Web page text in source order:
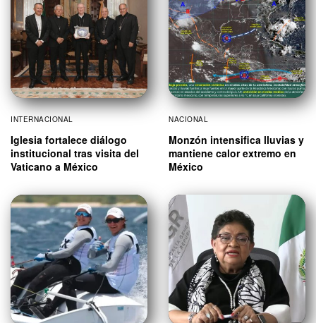
INTERNACIONAL
Iglesia fortalece diálogo
institucional tras visita del
Vaticano a México
NACIONAL
Monzón intensifica lluvias y
mantiene calor extremo en
México